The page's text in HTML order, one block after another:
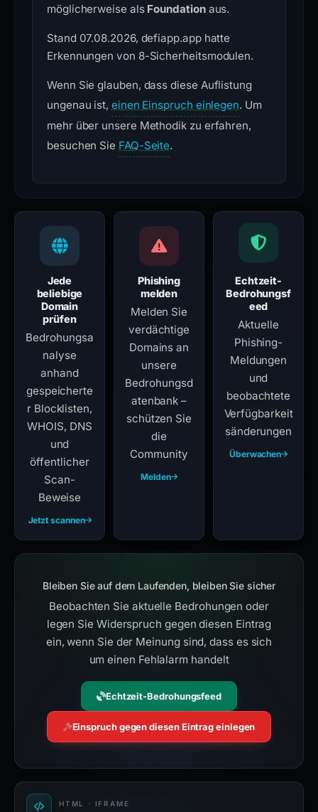
möglicherweise als Foundationaus.
Stand 07.08.2026, defiapp.app hatte
Erkennungen von 8-Sicherheitsmodulen.
Wenn Sie glauben, dass diese Auflistung
ungenau ist, einen Einspruch einlegen. Um
mehr über unsere Methodik zu erfahren,
besuchen Sie FAQ-Seite.
Jede
beliebige
Domain
prüfen
Bedrohungsa
nalyse
anhand
gespeicherte
r Blocklisten,
WHOIS, DNS
und
öffentlicher
Scan-
Beweise
Jetzt scannen
Phishing
melden
Melden Sie
verdächtige
Domains an
unsere
Bedrohungsd
atenbank –
schützen Sie
die
Community
Melden
Echtzeit-
Bedrohungsf
eed
Aktuelle
Phishing-
Meldungen
und
beobachtete
Verfügbarkeit
sänderungen
Überwachen
Bleiben Sie auf dem Laufenden, bleiben Sie sicher
Beobachten Sie aktuelle Bedrohungen oder
legen Sie Widerspruch gegen diesen Eintrag
ein, wenn Sie der Meinung sind, dass es sich
um einen Fehlalarm handelt
Echtzeit-Bedrohungsfeed
Einspruch gegen diesen Eintrag einlegen
HTML · IFRAME